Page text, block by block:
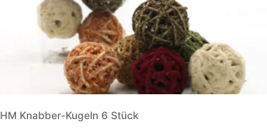
HM Knabber-Kugeln 6 Stück